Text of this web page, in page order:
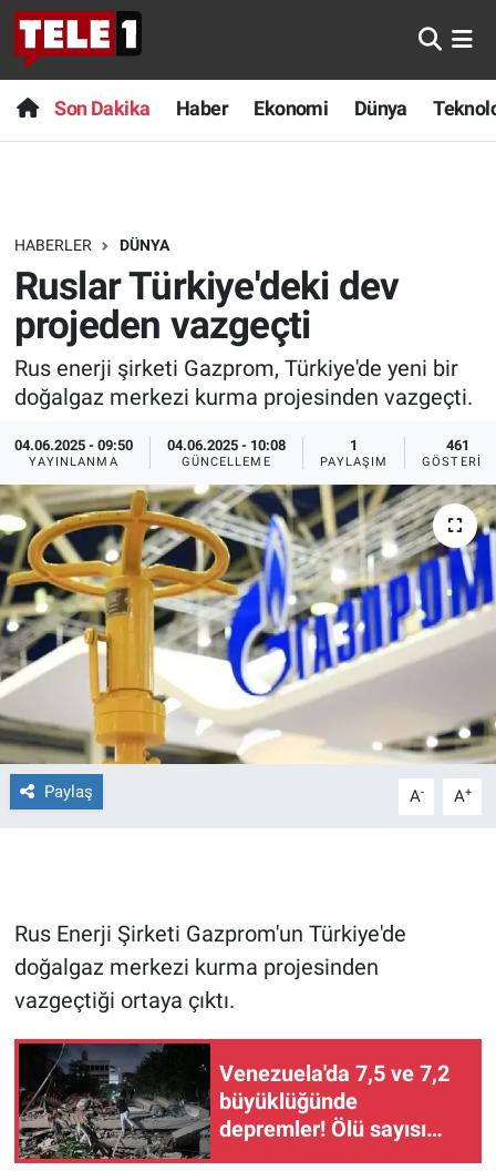
Son Dakika Haber Ekonomi Dünya
HABERLER DÜNYA
Ruslar Türkiye'deki dev
projeden vazgeçti
Rus enerji şirketi Gazprom, Türkiye'de yeni bir
doğalgaz merkezi kurma projesinden vazgeçti.
04.06.2025 - 09:50
YAYINLANMA
04.06.2025 - 10:08
GÜNCELLEME
1
PAYLAŞIM
461
GÖSTERIM
Paylaş A- A+
Rus Enerji Şirketi Gazprom'un Türkiye'de
doğalgaz merkezi kurma projesinden
vazgeçtiği ortaya çıktı.
Venezuela'da 7,5 ve 7,2
büyüklüğünde
depremler! Ölü sayısı
Anında Manşet
Başka Sohbetler
Bilim turu
Bilim ve Teknoloji Evreni
Doğa Konuşuyor
Ege Saati
Ege'den Esintiler
Eğitim
Eğlence
Ekonomi
Forum
Gün Bitiyor
Gün Ortası
Gündem Özel
Günün görüntüsü
Haber
Son Dakika
Haber
Dünya
Teknoloji
Sağlık
Yayın Akışı
İletişim
Nöbetçi Eczaneler
Hava Durumu
Trafik Durumu
Süper Lig Puan Durumu ve Fikstür
Tüm Manşetler
Haber Arşivi